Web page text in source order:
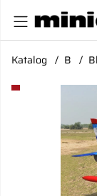
Katalog B
Produktbilder L-